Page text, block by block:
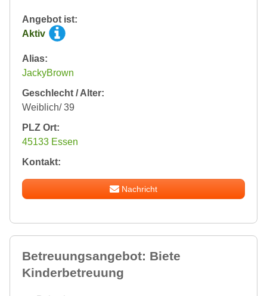
Angebot ist:
Aktiv
Alias:
JackyBrown
Geschlecht / Alter:
Weiblich/ 39
PLZ Ort:
45133 Essen
Kontakt:
Nachricht
Betreuungsangebot: Biete
Kinderbetreuung